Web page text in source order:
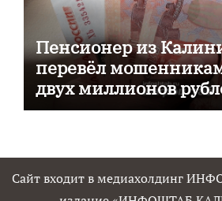
Пенсионер из
перевёл
двух миллионов
Сайт входит в медиахолдинг